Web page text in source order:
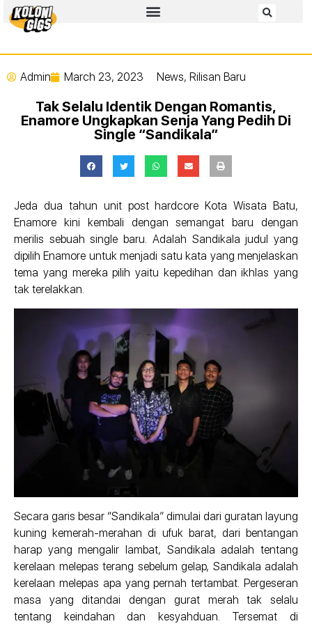
Admin March 23, 2023 News, Rilisan Baru
Tak Selalu Identik Dengan Romantis,
Enamore Ungkapkan Senja Yang Pedih Di
Single “Sandikala”
Jeda dua tahun unit post hardcore Kota Wisata Batu,
Enamore kini kembali dengan semangat baru dengan
merilis sebuah single baru. Adalah Sandikala judul yang
dipilih Enamore untuk menjadi satu kata yang menjelaskan
tema yang mereka pilih yaitu kepedihan dan ikhlas yang
tak terelakkan.
Secara garis besar “Sandikala” dimulai dari guratan layung
kuning kemerah-merahan di ufuk barat, dari bentangan
harap yang mengalir lambat, Sandikala adalah tentang
kerelaan melepas terang sebelum gelap, Sandikala adalah
kerelaan melepas apa yang pernah tertambat. Pergeseran
masa yang ditandai dengan gurat merah tak selalu
tentang keindahan dan kesyahduan. Tersemat di